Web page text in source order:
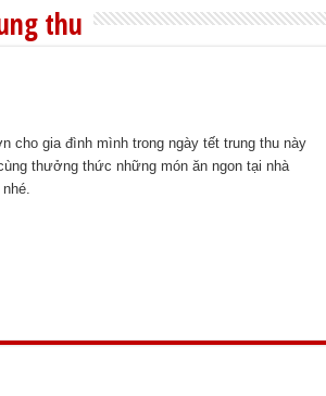
thu
cho gia đình mình trong ngày tết trung thu này
thưởng thức những món ăn ngon tại nhà